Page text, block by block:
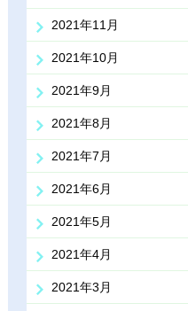
2021年11月
2021年10月
2021年9月
2021年8月
2021年7月
2021年6月
2021年5月
2021年4月
2021年3月